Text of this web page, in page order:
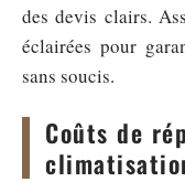
des devis clairs.
éclairées pour
sans soucis.
Coûts de